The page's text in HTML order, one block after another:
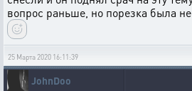
вопрос раньше, но порезка была
25 Марта 2020 16:11:39
JohnDoo